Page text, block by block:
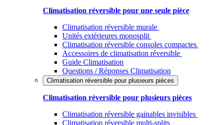
Climatisation réversible pour une seule pièce
Climatisation réversible murale
Unités extérieures monosplit
Climatisation réversible consoles compactes
Accessoires de climatisation réversible
Guide Climatisation
Questions / Réponses Climatisation
Climatisation réversible pour plusieurs pièces
Climatisation réversible pour plusieurs pièces
Climatisation réversible gainables invisibles
Climatisation réversible multi-splits